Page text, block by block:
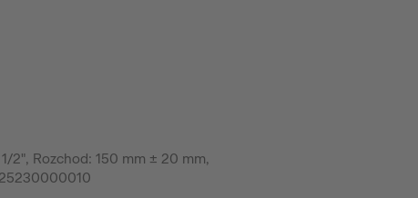
2", Rozchod: 150 mm ± 20 mm,